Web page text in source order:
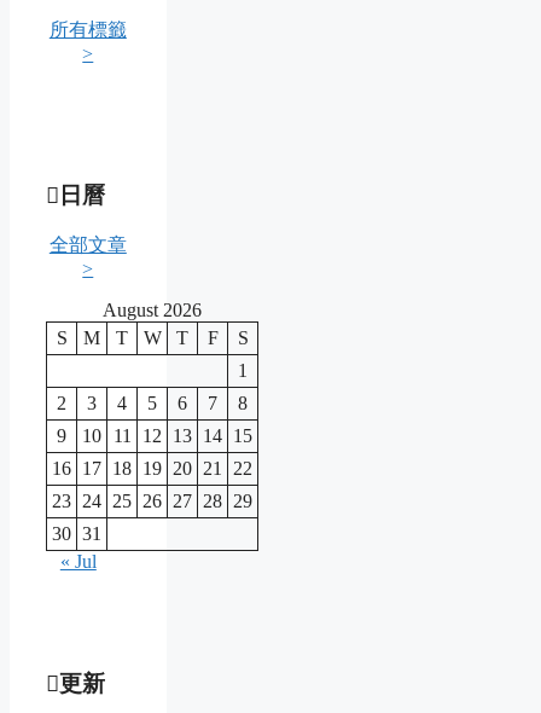
所有標籤
>
日曆
全部文章
>
August 2026
S
M T W T F
S
1
2
3 4 5 6 7
8
9
10 11 12 13 14 15
16 17 18 19 20 21 22
23 24 25 26 27 28 29
30 31
« Jul
更新